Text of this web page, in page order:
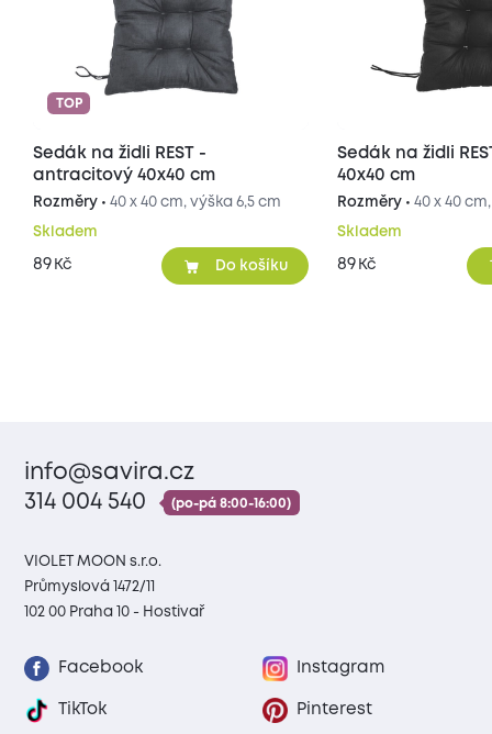
TOP
Sedák na židli REST -
antracitový 40x40 cm
Rozměry • 40 x 40 cm, výška 6,5 cm
Skladem
89 Kč Do košíku
Sedák na židli
40x40 cm
Rozměry •40 x 40
Skladem
89 Kč
info@savira.cz
314 004 540
(po-pá 8:00-16:00)
VIOLET MOON s.r.o.
Průmyslová 1472/11
102 00 Praha 10 - Hostivař
Facebook Instagram
TikTok Pinterest